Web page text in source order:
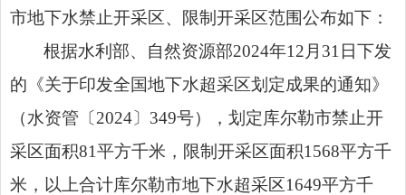
市地下水禁止开采区、限制开采区范围公布如下：
根据水利部、自然资源部2024年12月31日下发
的《关于印发全国地下水超采区划定成果的通知》
（水资管〔2024〕349号），划定库尔勒市禁止开
采区面积81平方千米，限制开采区面积1568平方千
米，以上合计库尔勒市地下水超采区1649平方千